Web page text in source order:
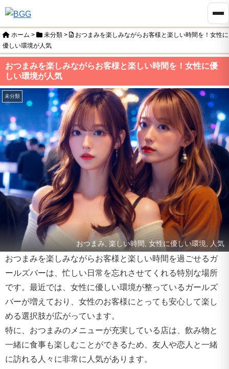
ホーム > 未分類 >
おつまみを楽しみながらお客様と楽しい時間を！女性に
優しい環境が人気
おつまみを楽しみながらお客様と楽しい時間を！女性に優
しい環境が人気
未分類
おつまみ, 楽しい時間, 女性に優しい環境, 人気
おつまみを楽しみながらお客様と楽しい時間を過ごせるガ
ールズバーは、忙しい日常を忘れさせてくれる特別な場所
です。最近では、女性に優しい環境が整っているガールズ
バーが増えており、女性のお客様にとっても安心して楽し
める選択肢が広がっています。
特に、おつまみのメニューが充実している店は、飲み物と
一緒に食事も楽しむことができるため、友人や恋人と一緒
に訪れる人々に非常に人気があります。